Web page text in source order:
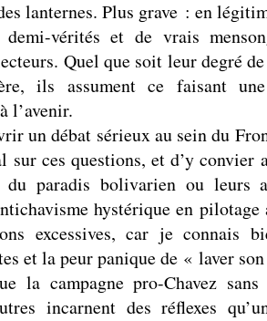
lanternes. Plus grave : en
demi-vérités et de vrais
Quel que soit leur degré
ils assument ce faisant
l’avenir.
un débat sérieux au sein du
sur ces questions, et d’y convier
paradis bolivarien ou leurs
hystérique en pilotage
excessives, car je connais
et la peur panique de « laver
la campagne pro-Chavez
incarnent des réflexes